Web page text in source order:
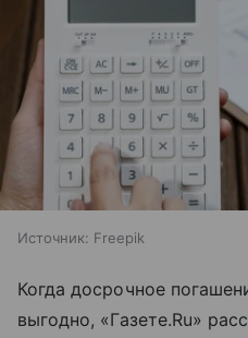
Источник: Freepik
Когда досрочное
выгодно, «Газете.Ru»